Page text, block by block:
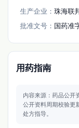
生产企业： 珠海联
批准文号： 国药准
用药指南
内容来源：药品公开
公开资料周期校验更
处方指导。